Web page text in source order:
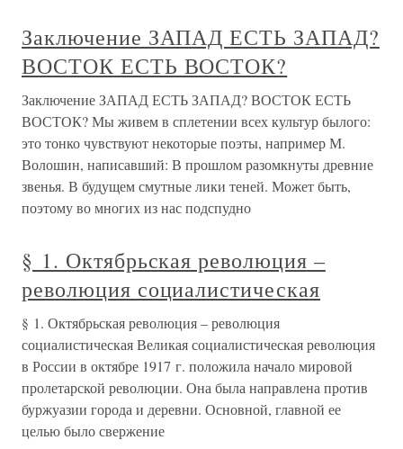
Заключение ЗАПАД ЕСТЬ ЗАПАД?
ВОСТОК ЕСТЬ ВОСТОК?
Заключение ЗАПАД ЕСТЬ ЗАПАД? ВОСТОК ЕСТЬ
ВОСТОК? Мы живем в сплетении всех культур былого:
это тонко чувствуют некоторые поэты, например М.
Волошин, написавший: В прошлом разомкнуты древние
звенья. В будущем смутные лики теней. Может быть,
поэтому во многих из нас подспудно
§ 1. Октябрьская революция –
революция социалистическая
§ 1. Октябрьская революция – революция
социалистическая Великая социалистическая революция
в России в октябре 1917 г. положила начало мировой
пролетарской революции. Она была направлена против
буржуазии города и деревни. Основной, главной ее
целью было свержение